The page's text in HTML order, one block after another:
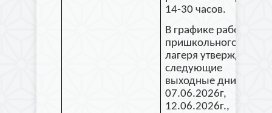
14-30 часов.
В графике работы
пришкольного
лагеря утверждены
следующие
выходные дни:
07.06.2026г,
12.06.2026г.,